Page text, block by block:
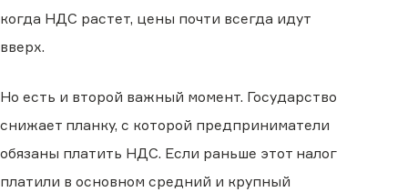
когда НДС растет, цены почти всегда идут
вверх.
Но есть и второй важный момент. Государство
снижает планку, с которой предприниматели
обязаны платить НДС. Если раньше этот налог
платили в основном средний и крупный